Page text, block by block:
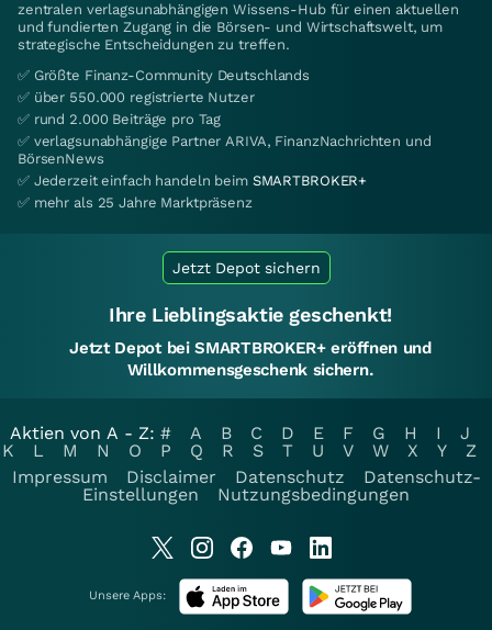
zentralen verlagsunabhängigen Wissens-Hub für einen aktuellen
und fundierten Zugang in die Börsen- und Wirtschaftswelt, um
strategische Entscheidungen zu treffen.
✅ Größte Finanz-Community Deutschlands
✅ über 550.000 registrierte Nutzer
✅ rund 2.000 Beiträge pro Tag
✅ verlagsunabhängige Partner ARIVA, FinanzNachrichten und
BörsenNews
✅ Jederzeit einfach handeln beim SMARTBROKER+
✅ mehr als 25 Jahre Marktpräsenz
Jetzt Depot sichern
Ihre Lieblingsaktie geschenkt!
Jetzt Depot bei SMARTBROKER+ eröffnen und
Willkommensgeschenk sichern.
Aktien von A - Z: # A B C D E F G H I
J
K
L M N O P Q R S T U V W X Y
Z
Impressum
Disclaimer Datenschutz
Datenschutz-
Einstellungen
Nutzungsbedingungen
Unsere Apps: